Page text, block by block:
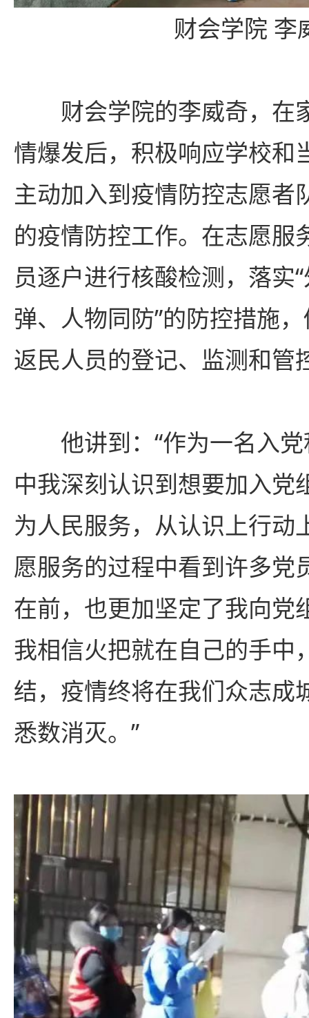
财会学院 李
财会学院的李威奇，在
情爆发后，积极响应学校和
主动加入到疫情防控志愿者
的疫情防控工作。在志愿服
员逐户进行核酸检测，落实
弹、人物同防”的防控措施
返民人员的登记、监测和管
他讲到：“作为一名入
中我深刻认识到想要加入党
为人民服务，从认识上行动
愿服务的过程中看到许多党
在前，也更加坚定了我向党
我相信火把就在自己的手中
结，疫情终将在我们众志成
悉数消灭。”